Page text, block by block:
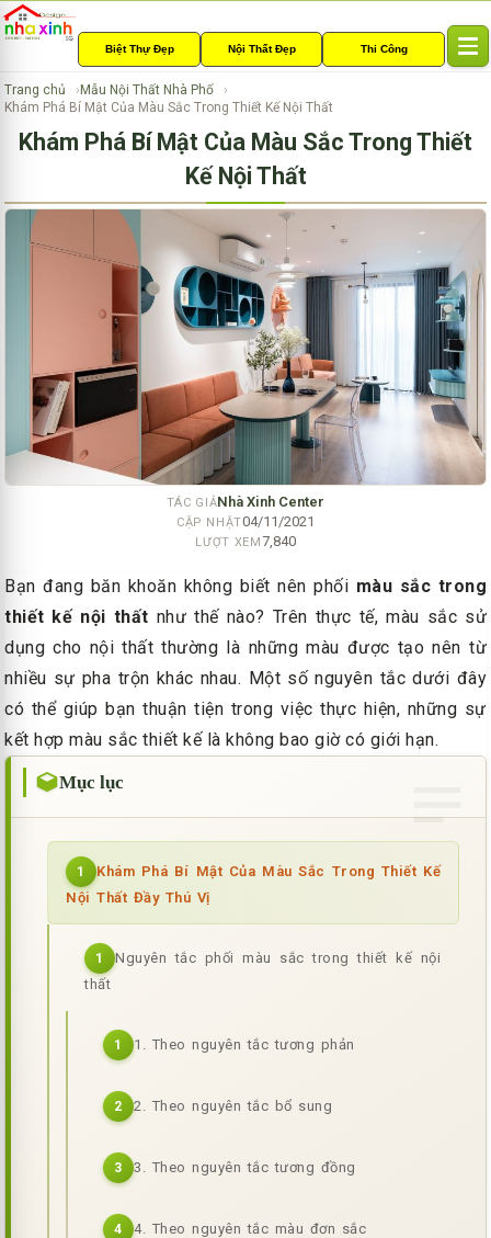
Biệt Thự Đẹp Nội Thất Đẹp Thi Công
l
a
g
a
t
i
o
n
Trang chủ
Mẫu Nội Thất Nhà Phố
Khám Phá Bí Mật Của Màu Sắc Trong Thiết Kế Nội Thất
Khám Phá Bí Mật Của Màu Sắc Trong Thiết
Kế Nội Thất
TÁC GIẢNhà Xinh Center
CẬP NHẬT04/11/2021
LƯỢT XEM7,840
Bạn đang băn khoăn không biết nên phối màu sắc trong
thiết kế nội thất như thế nào? Trên thực tế, màu sắc sử
dụng cho nội thất thường là những màu được tạo nên từ
nhiều sự pha trộn khác nhau. Một số nguyên tắc dưới đây
có thể giúp bạn thuận tiện trong việc thực hiện, những sự
kết hợp màu sắc thiết kế là không bao giờ có giới hạn.
Mục lục
1
Khám Phá Bí Mật Của Màu Sắc Trong Thiết Kế
Nội Thất Đầy Thú Vị
1
Nguyên tắc phối màu sắc trong thiết kế nội
thất
1 1. Theo nguyên tắc tương phản
2 2. Theo nguyên tắc bổ sung
3 3. Theo nguyên tắc tương đồng
4 4. Theo nguyên tắc màu đơn sắc